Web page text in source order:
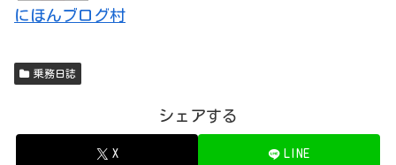
にほんブログ村
乗務日誌
シェアする
X LINE